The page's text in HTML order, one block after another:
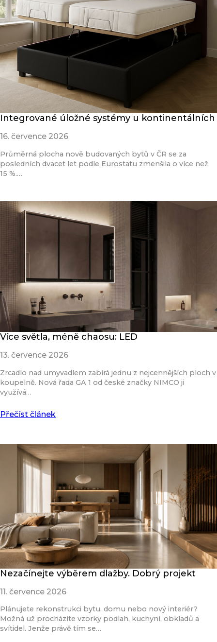
Integrované úložné systémy u kontinentálních
16. července 2026
Průměrná plocha nově budovaných bytů v ČR se za
posledních dvacet let podle Eurostatu zmenšila o více než
15 %.…
Více světla, méně chaosu: LED
13. července 2026
Zrcadlo nad umyvadlem zabírá jednu z nejcennějších ploch v
koupelně. Nová řada GA 1 od české značky NIMCO ji
využívá…
Přečíst článek
Nezačínejte výběrem dlažby. Dobrý projekt
11. července 2026
Plánujete rekonstrukci bytu, domu nebo nový interiér?
Možná už procházíte vzorky podlah, kuchyní, obkladů a
svítidel. Jenže právě tím se…